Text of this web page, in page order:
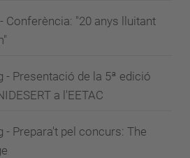
Conferència: "20 anys lluitant
- Presentació de la 5ª edició
a l'EETAC
- Prepara't pel concurs: The